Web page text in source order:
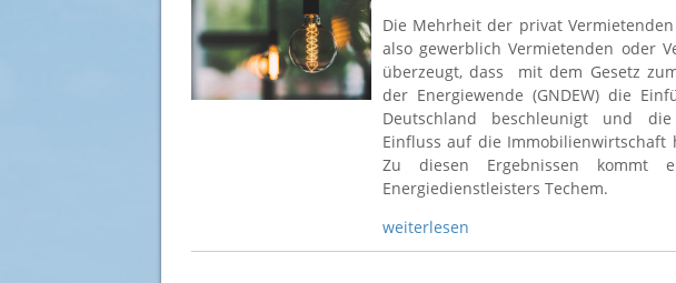
Die Mehrheit der privat
also gewerblich Vermietenden oder
überzeugt, dass mit dem Gesetz
der Energiewende (GNDEW) die
Deutschland beschleunigt und
Einfluss auf die Immobilienwirtschaft
Zu diesen Ergebnissen kommt
Energiedienstleisters Techem.
weiterlesen